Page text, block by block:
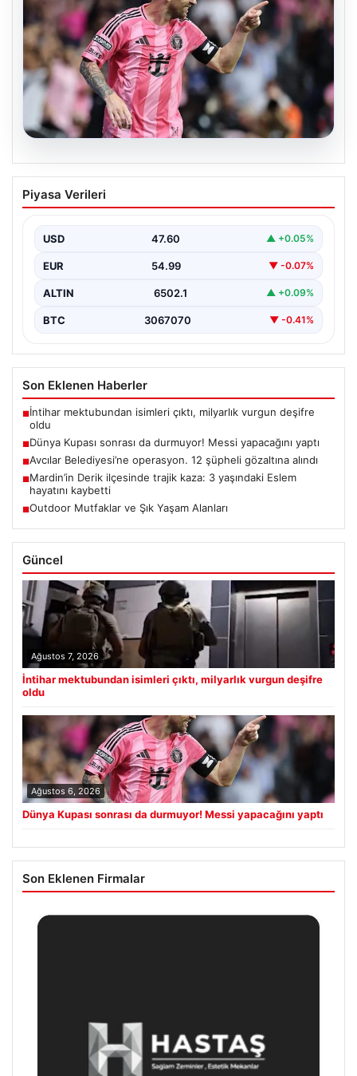
Dünya Kupası sonrası da durmuyor!
Messi yapacağını yaptı
Piyasa Verileri
USD 47.60 ▲ +0.05%
EUR 54.99 ▼ -0.07%
ALTIN 6502.1 ▲ +0.09%
BTC 3067070 ▼ -0.41%
Son Eklenen Haberler
■İntihar mektubundan isimleri çıktı, milyarlık vurgun deşifre
oldu
■Dünya Kupası sonrası da durmuyor! Messi yapacağını yaptı
■Avcılar Belediyesi’ne operasyon. 12 şüpheli gözaltına alındı
■Mardin’in Derik ilçesinde trajik kaza: 3 yaşındaki Eslem
hayatını kaybetti
■Outdoor Mutfaklar ve Şık Yaşam Alanları
Güncel
Ağustos 7, 2026
İntihar mektubundan isimleri çıktı, milyarlık vurgun deşifre
oldu
Ağustos 6, 2026
Dünya Kupası sonrası da durmuyor! Messi yapacağını yaptı
Son Eklenen Firmalar